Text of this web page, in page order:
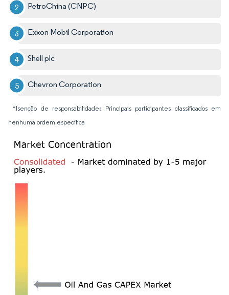
PetroChina (CNPC)
Exxon Mobil Corporation
Shell plc
Chevron Corporation
*Isenção de responsabilidade: Principais participantes classificados em
nenhuma ordem específica